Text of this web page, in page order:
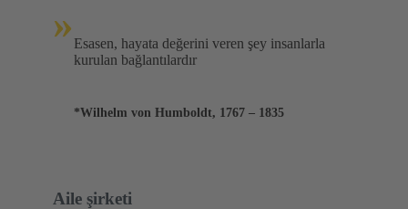
» Esasen, hayata değerini veren şey insanlarla
kurulan bağlantılardır
*Wilhelm von Humboldt, 1767 – 1835
Aile şirketi